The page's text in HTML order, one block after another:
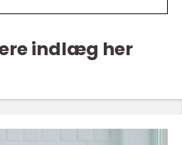
indlæg her